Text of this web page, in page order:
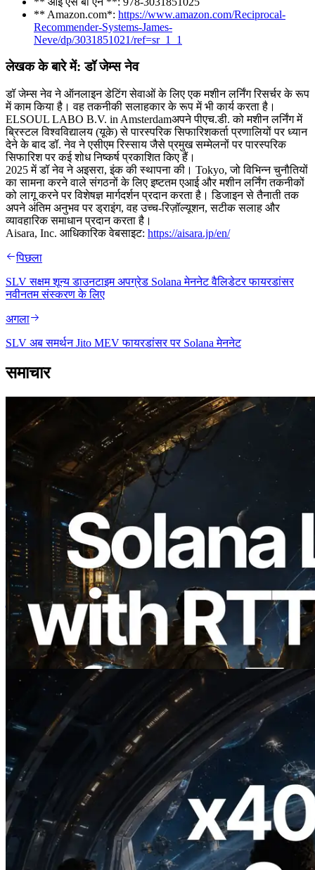
** Amazon.com*: https://www.amazon.com/Reciprocal-
Recommender-Systems-James-
Neve/dp/3031851021/ref=sr_1_1
लेखक के बारे में: डॉ जेम्स नेव
डॉ जेम्स नेव ने ऑनलाइन डेटिंग सेवाओं के लिए एक मशीन लर्निंग रिसर्चर के रूप
में काम किया है। वह तकनीकी सलाहकार के रूप में भी कार्य करता है।
ELSOUL LABO B.V. in Amsterdamअपने पीएच.डी. को मशीन लर्निंग में
ब्रिस्टल विश्वविद्यालय (यूके) से पारस्परिक सिफारिशकर्ता प्रणालियों पर ध्यान
देने के बाद डॉ. नेव ने एसीएम रिस्साय जैसे प्रमुख सम्मेलनों पर पारस्परिक
सिफारिश पर कई शोध निष्कर्ष प्रकाशित किए हैं।
2025 में डॉ नेव ने अइसरा, इंक की स्थापना की। Tokyo, जो विभिन्न चुनौतियों
का सामना करने वाले संगठनों के लिए इष्टतम एआई और मशीन लर्निंग तकनीकों
को लागू करने पर विशेषज्ञ मार्गदर्शन प्रदान करता है। डिजाइन से तैनाती तक
अपने अंतिम अनुभव पर ड्राइंग, वह उच्च-रिज़ॉल्यूशन, सटीक सलाह और
व्यावहारिक समाधान प्रदान करता है।
Aisara, Inc. आधिकारिक वेबसाइट: https://aisara.jp/en/
पिछला
SLV सक्षम शून्य डाउनटाइम अपग्रेड Solana मेननेट वैलिडेटर फायरडांसर
नवीनतम संस्करण के लिए
अगला
SLV अब समर्थन Jito MEV फायरडांसर पर Solana मेननेट
समाचार
2026.08.05
ERPC का Solana Leader Slot API अब 7
वैश्विक क्षेत्रों से ping मापता है — Validators
Information API भी लॉन्च
यह लेख पढ़ें
2026.07.04
ERPC ने x402 समर्थित Solana RPC लॉन्च